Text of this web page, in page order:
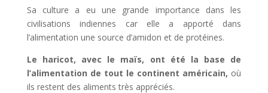
Sa culture a eu une grande importance dans les
civilisations indiennes car elle a apporté dans
l’alimentation une source d’amidon et de protéines.
Le haricot, avec le maïs, ont été la base de
l’alimentation de tout le continent américain, où
ils restent des aliments très appréciés.